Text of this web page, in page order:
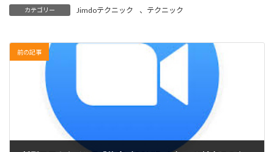
カテゴリー Jimdoテクニック 、 テクニック
前の記事